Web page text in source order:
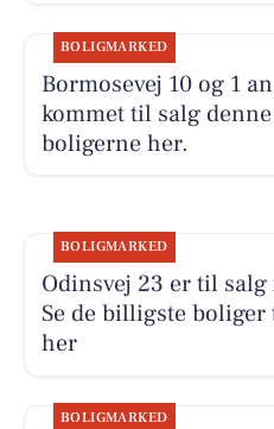
BOLIGMARKED
Bormosevej 10 og 1
kommet til salg
boligerne her.
BOLIGMARKED
Odinsvej 23 er til
Se de billigste
her
BOLIGMARKED